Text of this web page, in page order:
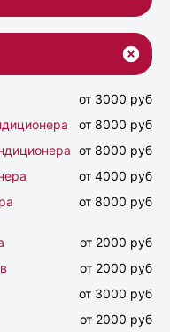
от 3000 руб
от 8000 руб
от 8000 руб
от 4000 руб
от 8000 руб
от 2000 руб
от 2000 руб
от 3000 руб
от 2000 руб